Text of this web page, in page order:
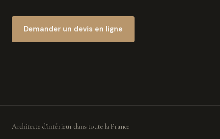
Demander un devis en ligne
Architecte d'intérieur dans toute la France